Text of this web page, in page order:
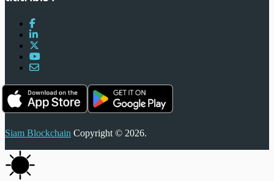
Siam Blockchain Copyright © 2026.